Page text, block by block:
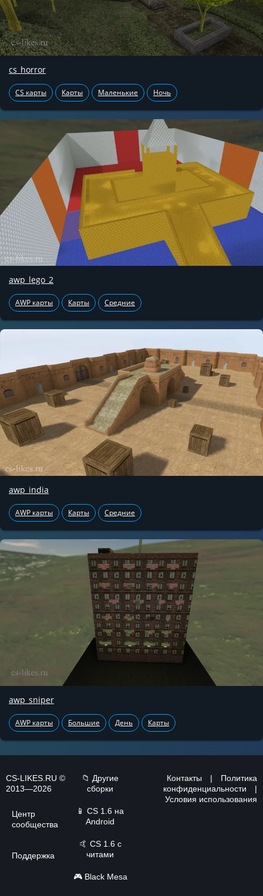
cs_horror
CS карты Карты Маленькие Ночь
awp_lego_2
AWP карты Карты Средние
awp_india
AWP карты Карты Средние
awp_sniper
AWP карты Большие День Карты
CS-LIKES.RU ©
2013—2026
Центр
сообщества
Поддержка
📁 Другие
сборки
📱 CS 1.6 на
Android
🤙 CS 1.6 с
читами
🎮 Black Mesa
Контакты |
Политика
конфиденциальности
|
Условия использования